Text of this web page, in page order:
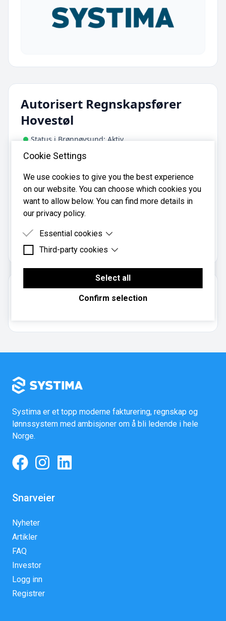
Autorisert Regnskapsfører
Hovestøl
Status i Brønnøysund: Aktiv
Adresse:
ruben.hovestol@gmail.com
Brønnøysundregistrene med organisasjonsnummer
828576712
Om regnskapsbyrået
Cookie Settings
We use cookies to give you the best experience
on our website. You can choose which cookies you
want to allow below. You can find more details in
our privacy policy.
Essential cookies
Essential cookies are cookies that are needed for
Third-party cookies
Third-party cookies are cookies set by third-party
software to enable features such as Google
Maps.
Select all
Confirm selection
Systima er et topp moderne fakturering, regnskap og
lønnssystem med ambisjoner om å bli ledende i hele
Norge.
Snarveier
Nyheter
Artikler
FAQ
Investor
Logg inn
Registrer